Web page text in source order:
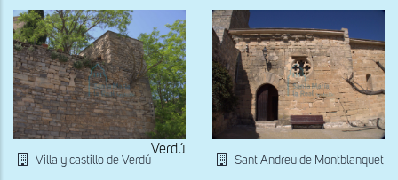
Villa y castillo de Verdú
Verdú
Sant Andreu de Montblanquet